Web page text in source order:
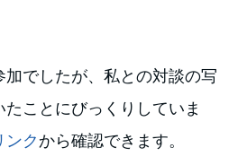
でしたが、私との対談の写
ことにびっくりしていま
ンクから確認できます。